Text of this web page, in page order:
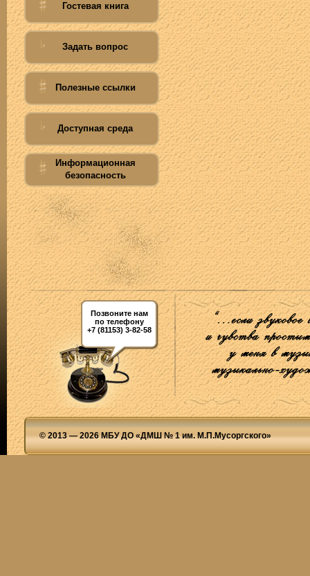
Гостевая книга
Задать вопрос
Полезные ссылки
Доступная среда
Информационная
безопасность
Позвоните нам
по телефону
+7 (81153) 3-82-58
© 2013 — 2026 МБУ ДО «ДМШ № 1 им. М.П.Мусоргского»